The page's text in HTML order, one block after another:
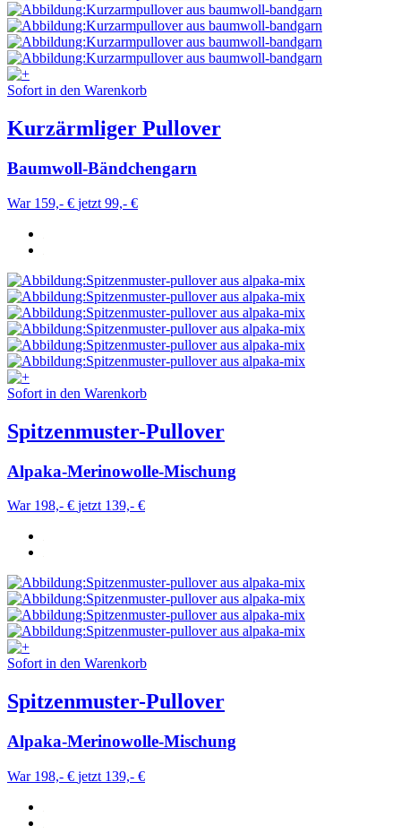
Sofort in den Warenkorb
Kurzärmliger Pullover
Baumwoll-Bändchengarn
War 159,- € jetzt 99,- €
Sofort in den Warenkorb
Spitzenmuster-Pullover
Alpaka-Merinowolle-Mischung
War 198,- € jetzt 139,- €
Sofort in den Warenkorb
Spitzenmuster-Pullover
Alpaka-Merinowolle-Mischung
War 198,- € jetzt 139,- €